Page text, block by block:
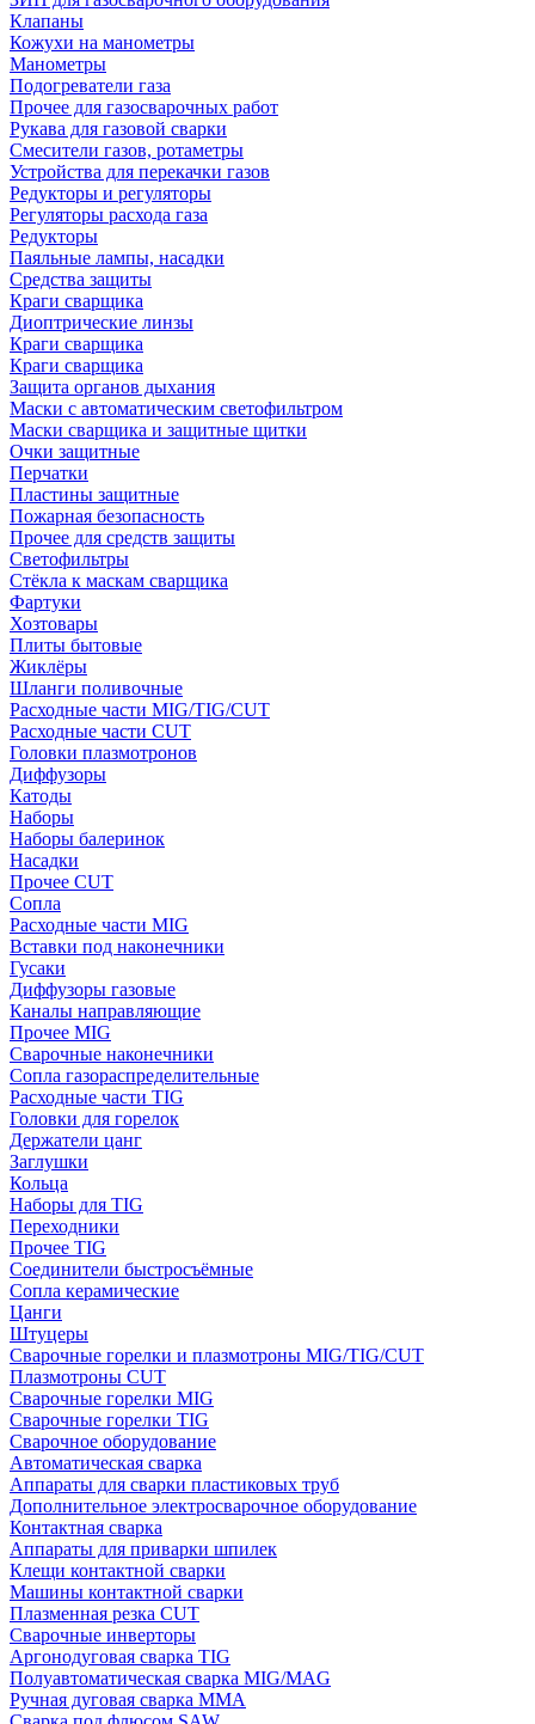
Клапаны
Кожухи на манометры
Манометры
Подогреватели газа
Прочее для газосварочных работ
Рукава для газовой сварки
Смесители газов, ротаметры
Устройства для перекачки газов
Редукторы и регуляторы
Регуляторы расхода газа
Редукторы
Паяльные лампы, насадки
Средства защиты
Краги сварщика
Диоптрические линзы
Краги сварщика
Краги сварщика
Защита органов дыхания
Маски с автоматическим светофильтром
Маски сварщика и защитные щитки
Очки защитные
Перчатки
Пластины защитные
Пожарная безопасность
Прочее для средств защиты
Светофильтры
Стёкла к маскам сварщика
Фартуки
Хозтовары
Плиты бытовые
Жиклёры
Шланги поливочные
Расходные части MIG/TIG/CUT
Расходные части CUT
Головки плазмотронов
Диффузоры
Катоды
Наборы
Наборы балеринок
Насадки
Прочее CUT
Сопла
Расходные части MIG
Вставки под наконечники
Гусаки
Диффузоры газовые
Каналы направляющие
Прочее MIG
Сварочные наконечники
Сопла газораспределительные
Расходные части TIG
Головки для горелок
Держатели цанг
Заглушки
Кольца
Наборы для TIG
Переходники
Прочее TIG
Соединители быстросъёмные
Сопла керамические
Цанги
Штуцеры
Сварочные горелки и плазмотроны MIG/TIG/CUT
Плазмотроны CUT
Сварочные горелки MIG
Сварочные горелки TIG
Сварочное оборудование
Автоматическая сварка
Аппараты для сварки пластиковых труб
Дополнительное электросварочное оборудование
Контактная сварка
Аппараты для приварки шпилек
Клещи контактной сварки
Машины контактной сварки
Плазменная резка CUT
Сварочные инверторы
Аргонодуговая сварка TIG
Полуавтоматическая сварка MIG/MAG
Ручная дуговая сварка MMA